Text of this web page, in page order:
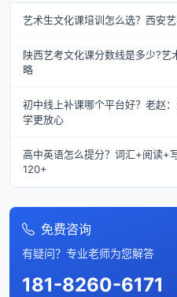
艺术生文化课培训怎么选？西安
陕西艺考文化课分数线是多少?艺
略
初中线上补课哪个平台好？老赵
学更放心
高中英语怎么提分？词汇+阅读+
120+
免费咨询
有疑问？专业老师为您解答
181-8260-6171